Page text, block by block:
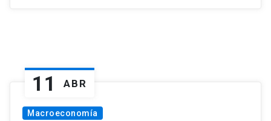
11 ABR
Macroeconomía